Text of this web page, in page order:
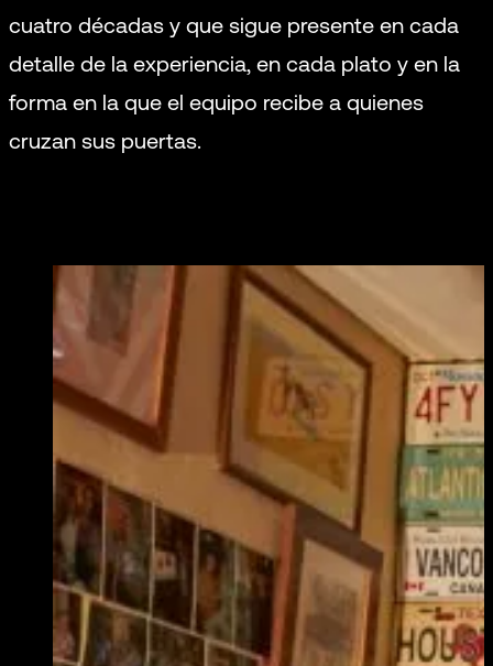
cuatro décadas y que sigue presente en cada
detalle de la experiencia, en cada plato y en la
forma en la que el equipo recibe a quienes
cruzan sus puertas.